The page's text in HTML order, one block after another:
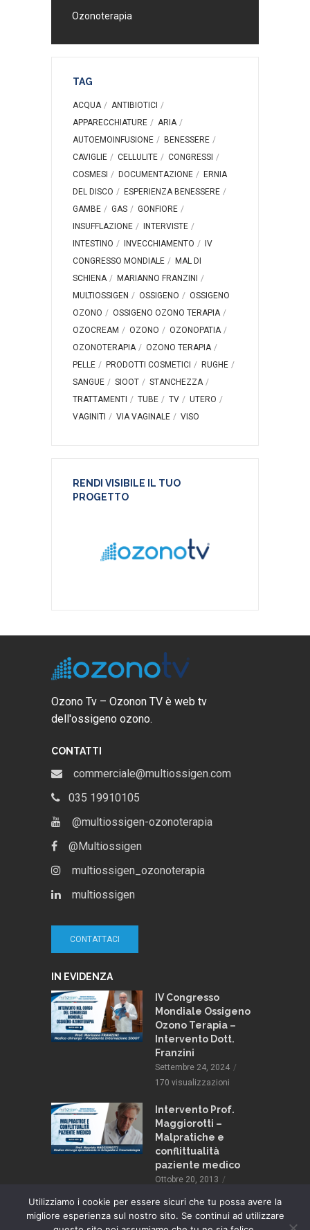
Ozonoterapia
TAG
ACQUA
ANTIBIOTICI
APPARECCHIATURE
ARIA
AUTOEMOINFUSIONE
BENESSERE
CAVIGLIE
CELLULITE
CONGRESSI
COSMESI
DOCUMENTAZIONE
ERNIA
DEL DISCO
ESPERIENZA BENESSERE
GAMBE
GAS
GONFIORE
INSUFFLAZIONE
INTERVISTE
INTESTINO
INVECCHIAMENTO
IV
CONGRESSO MONDIALE
MAL DI
SCHIENA
MARIANNO FRANZINI
MULTIOSSIGEN
OSSIGENO
OSSIGENO
OZONO
OSSIGENO OZONO TERAPIA
OZOCREAM
OZONO
OZONOPATIA
OZONOTERAPIA
OZONO TERAPIA
PELLE
PRODOTTI COSMETICI
RUGHE
SANGUE
SIOOT
STANCHEZZA
TRATTAMENTI
TUBE TV
UTERO
VAGINITI
VIA VAGINALE VISO
RENDI VISIBILE IL TUO
PROGETTO
Ozono Tv – Ozonon TV è web tv
dell'ossigeno ozono.
CONTATTI
commerciale@multiossigen.com
035 19910105
@multiossigen-ozonoterapia
@Multiossigen
multiossigen_ozonoterapia
multiossigen
CONTATTACI
IN EVIDENZA
IV Congresso
Mondiale Ossigeno
Ozono Terapia –
Intervento Dott.
Franzini
Settembre 24, 2024
170 visualizzazioni
Intervento Prof.
Maggiorotti –
Malpratiche e
conflittualità
paziente medico
Ottobre 20, 2013
Utilizziamo i cookie per essere sicuri che tu possa avere la
migliore esperienza sul nostro sito. Se continui ad utilizzare